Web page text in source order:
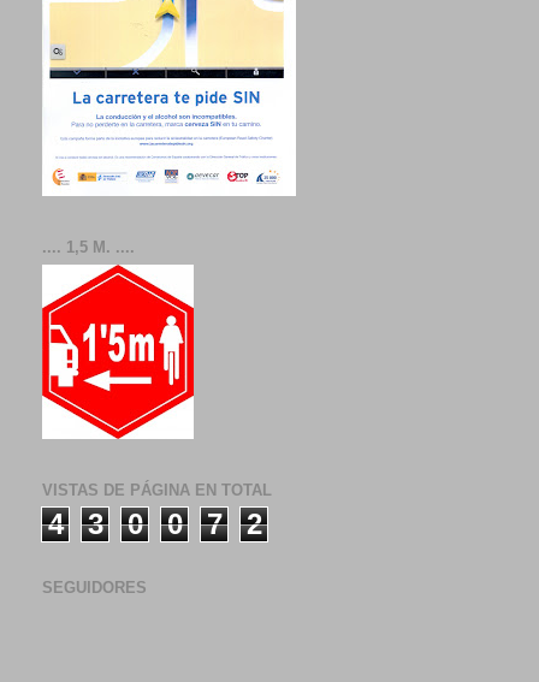
.... 1,5 M. ....
VISTAS DE PÁGINA EN TOTAL
4 3 0 0 7 2
SEGUIDORES